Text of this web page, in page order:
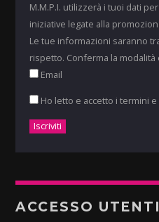
M.M.P.I. utilizzerà i tuoi dati
iniziative legate alla
Le tue informazioni saranno
rispetto. Conferma la
Email
Ho letto e accetto i termini
ACCESSO UTENTI